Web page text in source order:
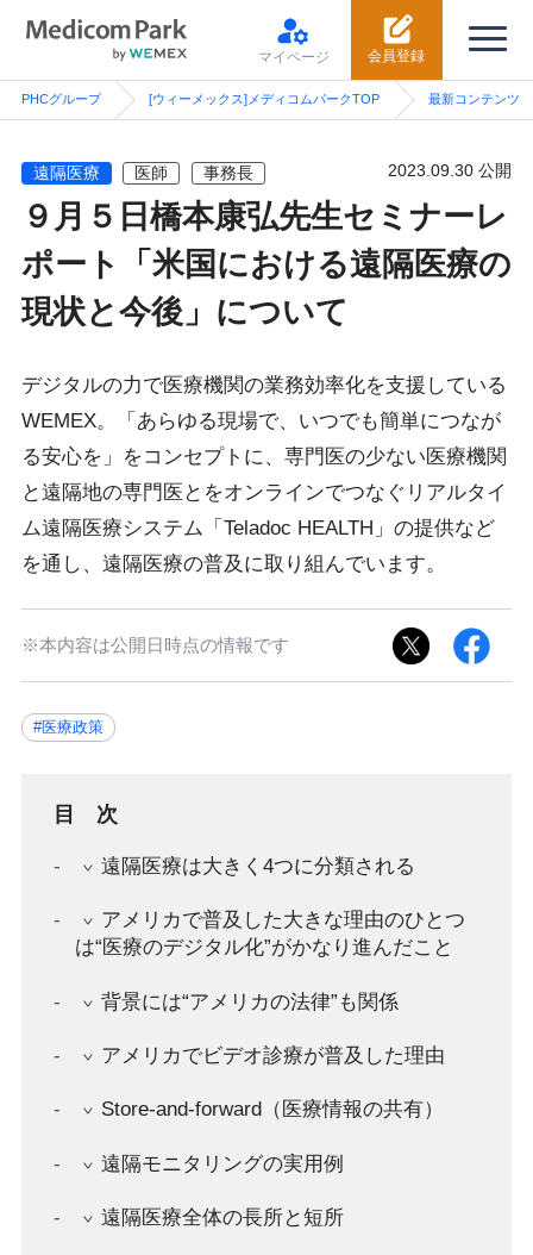
会員登録
マイページ
PHCグループ [ウィーメックス]メディコムパークTOP 最新コンテンツ
遠隔医療 医師 事務長 2023.09.30 公開
９月５日橋本康弘先生セミナーレ
ポート「米国における遠隔医療の
現状と今後」について
デジタルの力で医療機関の業務効率化を支援している
WEMEX。「あらゆる現場で、いつでも簡単につなが
る安心を」をコンセプトに、専門医の少ない医療機関
と遠隔地の専門医とをオンラインでつなぐリアルタイ
ム遠隔医療システム「Teladoc HEALTH」の提供など
を通し、遠隔医療の普及に取り組んでいます。
※本内容は公開日時点の情報です
#医療政策
目次
遠隔医療は大きく4つに分類される
アメリカで普及した大きな理由のひとつ
は“医療のデジタル化”がかなり進んだこと
背景には“アメリカの法律”も関係
アメリカでビデオ診療が普及した理由
Store-and-forward（医療情報の共有）
遠隔モニタリングの実用例
遠隔医療全体の長所と短所